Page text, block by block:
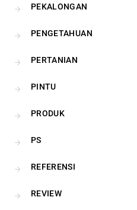
PEKALONGAN
PENGETAHUAN
PERTANIAN
PINTU
PRODUK
PS
REFERENSI
REVIEW